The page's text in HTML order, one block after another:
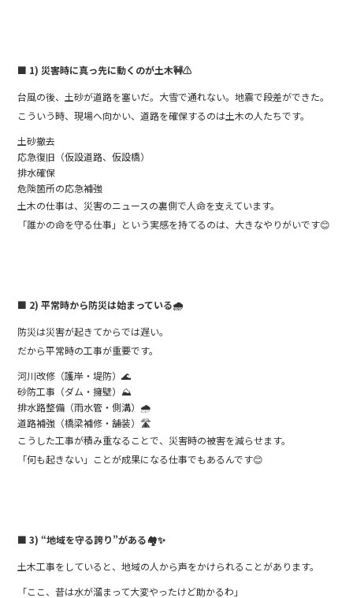
■ 1) 災害時に真っ先に動くのが土木🚧⚠️
台風の後、土砂が道路を塞いだ。大雪で通れない。地震で段差ができた。
こういう時、現場へ向かい、道路を確保するのは土木の人たちです。
土砂撤去
応急復旧（仮設道路、仮設橋）
排水確保
危険箇所の応急補強
土木の仕事は、災害のニュースの裏側で人命を支えています。
「誰かの命を守る仕事」という実感を持てるのは、大きなやりがいです😊
■ 2) 平常時から防災は始まっている🌧️
防災は災害が起きてからでは遅い。
だから平常時の工事が重要です。
河川改修（護岸・堤防）🌊
砂防工事（ダム・擁壁）⛰️
排水路整備（雨水管・側溝）🌧️
道路補強（橋梁補修・舗装）🛣️
こうした工事が積み重なることで、災害時の被害を減らせます。
「何も起きない」ことが成果になる仕事でもあるんです😊
■ 3) “地域を守る誇り”がある🏘️✨
土木工事をしていると、地域の人から声をかけられることがあります。
「ここ、昔は水が溜まって大変やったけど助かるわ」